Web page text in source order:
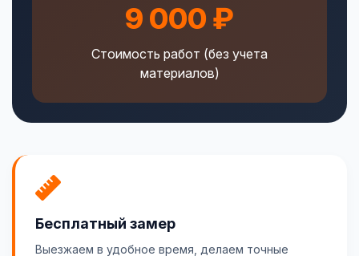
9 000 ₽
Стоимость работ (без учета
материалов)
Бесплатный замер
Выезжаем в удобное время, делаем точные